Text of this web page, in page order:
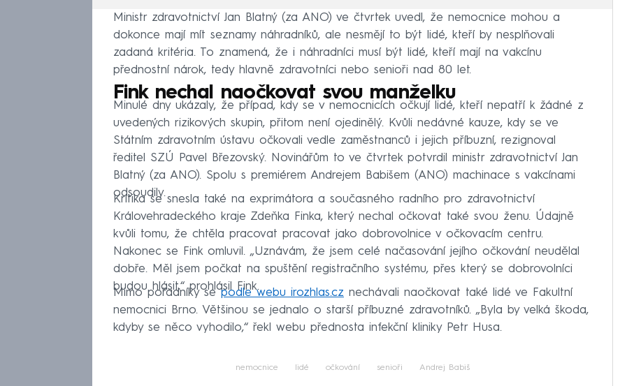
Ministr zdravotnictví Jan Blatný (za ANO) ve čtvrtek uvedl, že nemocnice mohou a
dokonce mají mít seznamy náhradníků, ale nesmějí to být lidé, kteří by nesplňovali
zadaná kritéria. To znamená, že i náhradníci musí být lidé, kteří mají na vakcínu
přednostní nárok, tedy hlavně zdravotníci nebo senioři nad 80 let.
Fink nechal naočkovat svou manželku
Minulé dny ukázaly, že případ, kdy se v nemocnicích očkují lidé, kteří nepatří k žádné z
uvedených rizikových skupin, přitom není ojedinělý. Kvůli nedávné kauze, kdy se ve
Státním zdravotním ústavu očkovali vedle zaměstnanců i jejich příbuzní, rezignoval
ředitel SZÚ Pavel Březovský. Novinářům to ve čtvrtek potvrdil ministr zdravotnictví Jan
Blatný (za ANO). Spolu s premiérem Andrejem Babišem (ANO) machinace s vakcínami
odsoudily.
Kritika se snesla také na exprimátora a současného radního pro zdravotnictví
Královehradeckého kraje Zdeňka Finka, který nechal očkovat také svou ženu. Údajně
kvůli tomu, že chtěla pracovat pracovat jako dobrovolnice v očkovacím centru.
Nakonec se Fink omluvil. „Uznávám, že jsem celé načasování jejího očkování neudělal
dobře. Měl jsem počkat na spuštění registračního systému, přes který se dobrovolníci
budou hlásit,“ prohlásil Fink.
Mimo pořadníky sepodle webu irozhlas.cz nechávali naočkovat také lidé ve Fakultní
nemocnici Brno. Většinou se jednalo o starší příbuzné zdravotníků. „Byla by velká škoda,
kdyby se něco vyhodilo,“ řekl webu přednosta infekční kliniky Petr Husa.
nemocnice lidé očkování senioři Andrej Babiš